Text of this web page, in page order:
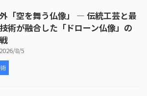
「空を舞う仏像」 ― 伝統工芸と最
術が融合した「ドローン仏像」の
2026/8/5